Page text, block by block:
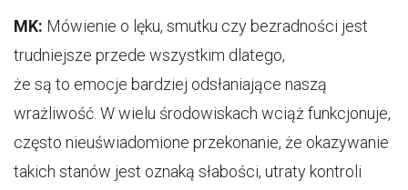
MK: Mówienie o lęku, smutku czy bezradności jest
trudniejsze przede wszystkim dlatego,
że są to emocje bardziej odsłaniające naszą
wrażliwość. W wielu środowiskach wciąż funkcjonuje,
często nieuświadomione przekonanie, że okazywanie
takich stanów jest oznaką słabości, utraty kontroli